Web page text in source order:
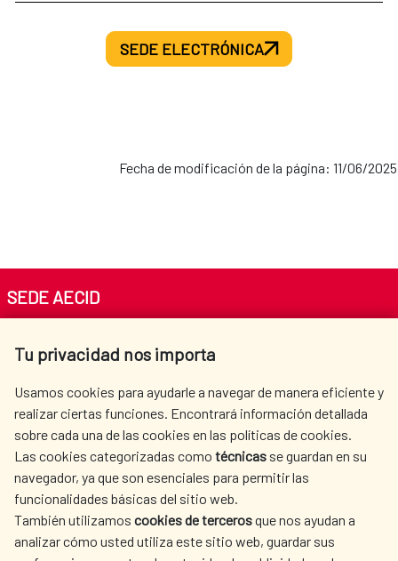
SEDE ELECTRÓNICA
Fecha de modificación de la página: 11/06/2025
Tu privacidad nos importa
Usamos cookies para ayudarle a navegar de manera eficiente y
realizar ciertas funciones. Encontrará información detallada
sobre cada una de las cookies en las políticas de cookies.
Las cookies categorizadas como técnicas se guardan en su
navegador, ya que son esenciales para permitir las
funcionalidades básicas del sitio web.
También utilizamos cookies de tercerosque nos ayudan a
analizar cómo usted utiliza este sitio web, guardar sus
SEDE AECID
Tel. +34 900 20 30 54​​​​​​​
AECID
WHERE DO WE COOPERATE?
SPANISH HUMANITARIAN
ACTION
PRESS ROOM
CULTURE AND SCIENCE LIBRARY